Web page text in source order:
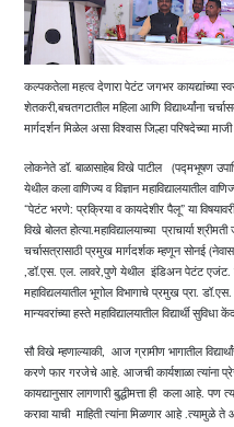
कल्पकतेला महत्व देणारा पेटंट जगभर कायद्यांच्या
शेतकरी,बचतगटातील महिला आणि विद्यार्थ्यांना
मार्गदर्शन मिळेल असा विश्वास जिल्हा परिषदेच्या
लोकनेते डॉ. बाळासाहेब विखे पाटील (पद्मभूषण
येथील कला वाणिज्य व विज्ञान महाविद्यालयातील
“पेटंट भरणे: प्रक्रिया व कायदेशीर पैलू” या
विखे बोलत होत्या.महाविद्यालयाच्या प्राचार्या
चर्चासत्रासाठी प्रमुख मार्गदर्शक म्हणून सोनई
,डॉ.एस. एल. लावरे,पुणे येथील इंडिअन पेटंट
महाविद्यलयातील भूगोल विभागाचे प्रमुख प्रा.
मान्यवरांच्या हस्ते महाविद्यालयातील विद्यार्थी
सौ विखे म्हणाल्याकी, आज ग्रामीण भागातील
करणे फार गरजेचे आहे. आजची कार्यशाळा त्यांना
कायद्यानुसार लागणारी बुद्धीमत्ता ही कला आहे.
करावा याची माहिती त्यांना मिळणार आहे